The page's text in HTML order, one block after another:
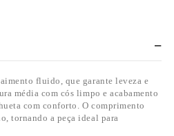
fluido, que garante leveza e
média com cós limpo e acabamento
com conforto. O comprimento
tornando a peça ideal para